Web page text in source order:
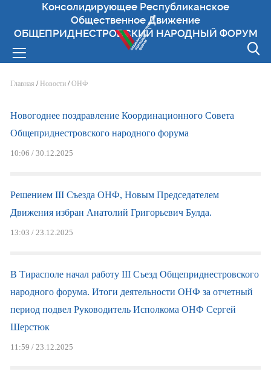
Консолидирующее Республиканское
Общественное Движение
ОБЩЕПРИДНЕСТРОВСКИЙ НАРОДНЫЙ ФОРУМ
Вы здесь
Главная / Новости/ОНФ
Новогоднее поздравление Координационного Совета
Общеприднестровского народного форума
10:06 / 30.12.2025
Решением III Съезда ОНФ, Новым Председателем
Движения избран Анатолий Григорьевич Булда.
13:03 / 23.12.2025
В Тирасполе начал работу III Съезд Общеприднестровского
народного форума. Итоги деятельности ОНФ за отчетный
период подвел Руководитель Исполкома ОНФ Сергей
Шерстюк
11:59 / 23.12.2025